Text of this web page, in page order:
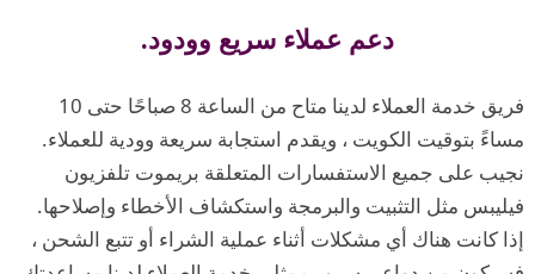
دعم عملاء سريع وودود.
فريق خدمة العملاء لدينا متاح من الساعة 8 صباحًا حتى 10
مساءً بتوقيت الكويت ، ويقدم استجابة سريعة وودية للعملاء.
نجيب على جميع الاستفسارات المتعلقة بريموت تلفزيون
فيليبس مثل التثبيت والبرمجة واستكشاف الأخطاء وإصلاحها.
إذا كانت هناك أي مشكلات أثناء عملية الشراء أو تتبع الشحن ،